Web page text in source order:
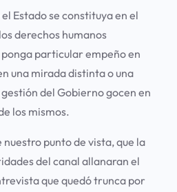
Estado se constituya en el
derechos humanos
particular empeño en
una mirada distinta o una
del Gobierno gocen en
los mismos.
punto de vista, que la
del canal allanaran el
que quedó trunca por